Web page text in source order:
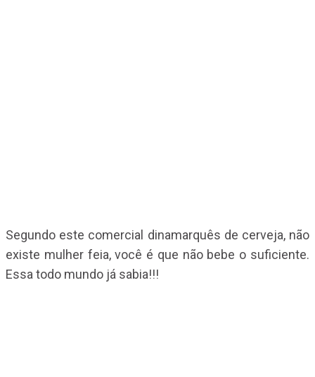
Segundo este comercial dinamarquês de cerveja, não
existe mulher feia, você é que não bebe o suficiente.
Essa todo mundo já sabia!!!